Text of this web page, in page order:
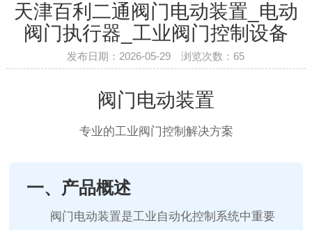
天津百利二通阀门电动装置_电动
阀门执行器_工业阀门控制设备
发布日期：2026-05-29 浏览次数： 65
阀门电动装置
专业的工业阀门控制解决方案
一、产品概述
阀门电动装置是工业自动化控制系统中重要